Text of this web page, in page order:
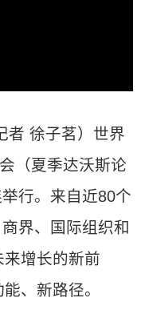
者 徐子茗）世界
（夏季达沃斯论
行。来自近80个
界、国际组织和
来增长的新前
、新路径。